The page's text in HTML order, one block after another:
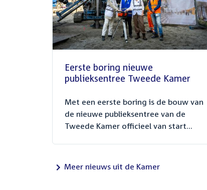
Eerste boring nieuwe
publieksentree Tweede Kamer
Met een eerste boring is de bouw van
de nieuwe publieksentree van de
Tweede Kamer officieel van start...
Meer nieuws uit de Kamer